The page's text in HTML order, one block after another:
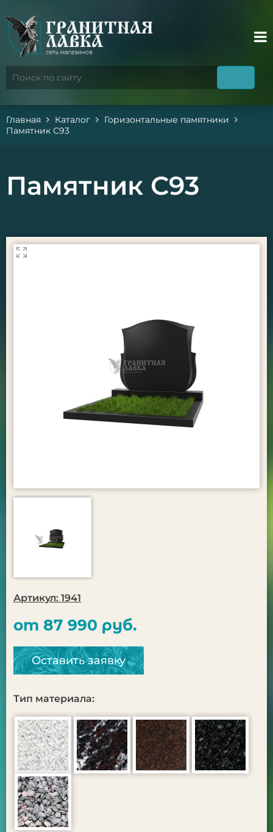
Главная Каталог
Горизонтальные памятники
Памятник С93
Памятник С93
Артикул: 1941
от 87 990 руб.
Оставить заявку
Тип материала: